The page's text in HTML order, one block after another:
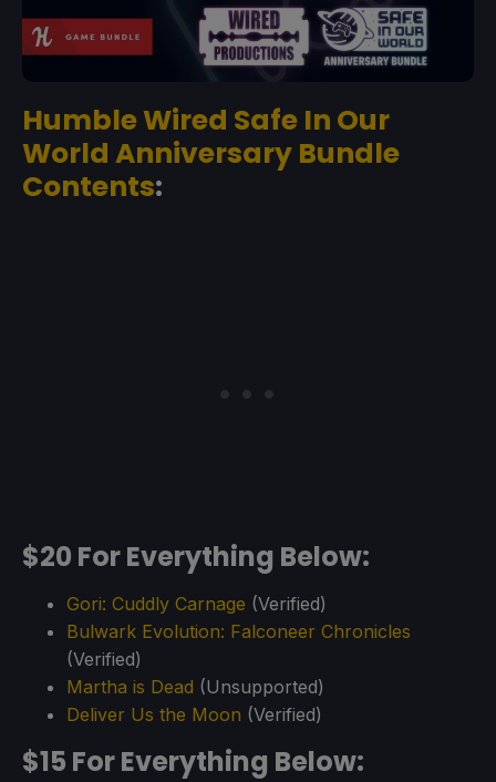
Humble Wired Safe In Our
World Anniversary Bundle
Contents:
$20 For Everything Below:
Gori: Cuddly Carnage (Verified)
Bulwark Evolution: Falconeer Chronicles
(Verified)
Martha is Dead (Unsupported)
Deliver Us the Moon (Verified)
$15 For Everything Below: